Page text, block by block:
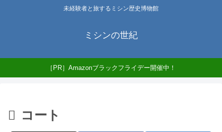
未経験者と旅するミシン歴史博物館
ミシンの世紀
［PR］Amazonブラックフライデー開催中！
コート